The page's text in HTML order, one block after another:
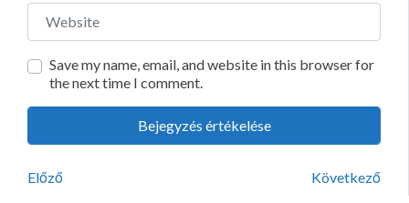
Website
Save my name, email, and website in this browser for
the next time I comment.
Előző Következő